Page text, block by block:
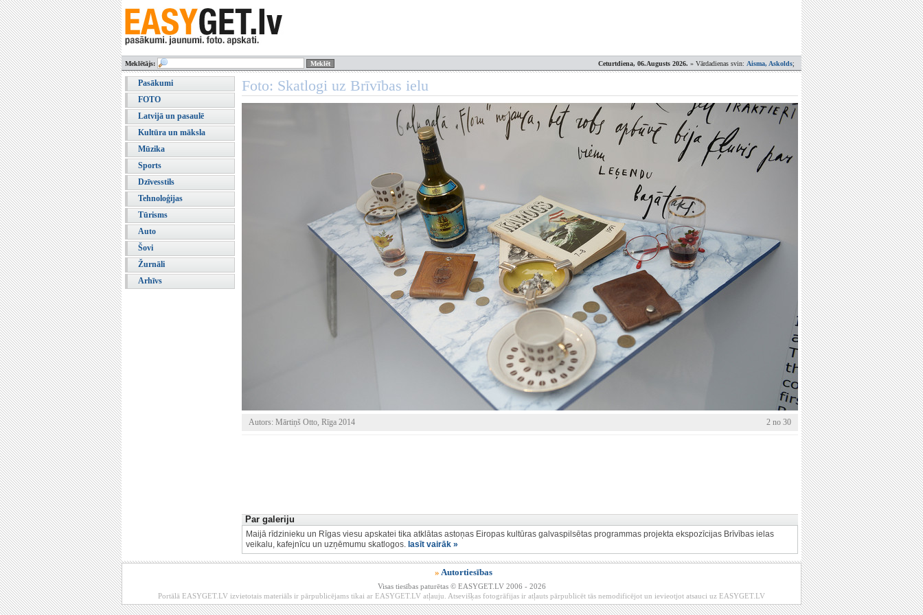
Ceturtdiena, 06.Augusts 2026. » Vārdadienas svin: Aisma, Askolds;
Meklētājs:
Pasākumi
FOTO
Latvijā un pasaulē
Kultūra un māksla
Mūzika
Sports
Dzīvesstils
Tehnoloģijas
Tūrisms
Auto
Šovi
Žurnāli
Arhīvs
Foto: Skatlogi uz Brīvības ielu
Autors: Mārtiņš Otto, Rīga 2014 2 no 30
Par galeriju
Maijā rīdzinieku un Rīgas viesu apskatei tika atklātas astoņas Eiropas kultūras galvaspilsētas programmas projekta ekspozīcijas Brīvības ielas
veikalu, kafejnīcu un uzņēmumu skatlogos. lasīt vairāk »
» Autortiesības
Visas tiesības paturētas © EASYGET.LV 2006 - 2026
Portālā EASYGET.LV izvietotais materiāls ir pārpublicējams tikai ar EASYGET.LV atļauju. Atsevišķas fotogrāfijas ir atļauts pārpublicēt tās nemodificējot un ievieotjot atsauci uz EASYGET.LV